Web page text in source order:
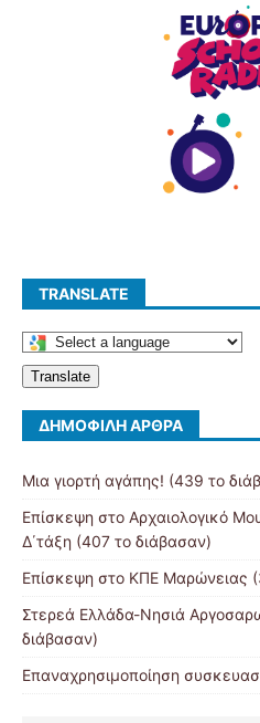
TRANSLATE
Translate
ΔΗΜΟΦΙΛΉ ΆΡΘΡΑ
Μια γιορτή αγάπης! (439 το
Επίσκεψη στο Αρχαιολογικό
Δ΄τάξη (407 το διάβασαν)
Επίσκεψη στο ΚΠΕ Μαρώνειας
Στερεά Ελλάδα-Νησιά
διάβασαν)
Επαναχρησιμοποίηση